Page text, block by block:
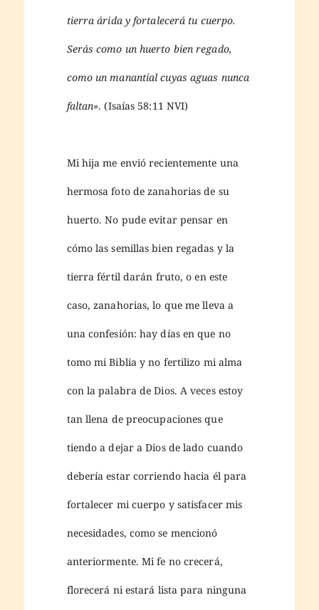
tierra árida y fortalecerá tu cuerpo.
Serás como un huerto bien regado,
como un manantial cuyas aguas nunca
faltan». (Isaías 58:11 NVI)
Mi hija me envió recientemente una
hermosa foto de zanahorias de su
huerto. No pude evitar pensar en
cómo las semillas bien regadas y la
tierra fértil darán fruto, o en este
caso, zanahorias, lo que me lleva a
una confesión: hay días en que no
tomo mi Biblia y no fertilizo mi alma
con la palabra de Dios. A veces estoy
tan llena de preocupaciones que
tiendo a dejar a Dios de lado cuando
debería estar corriendo hacia él para
fortalecer mi cuerpo y satisfacer mis
necesidades, como se mencionó
anteriormente. Mi fe no crecerá,
florecerá ni estará lista para ninguna